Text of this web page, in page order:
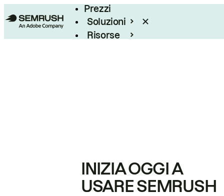
Prezzi
Soluzioni
Risorse
INIZIA OGGI A
USARE SEMRUSH